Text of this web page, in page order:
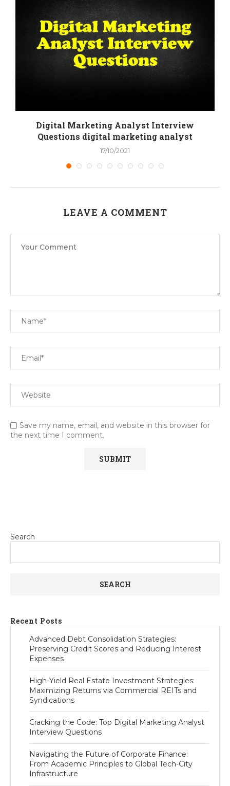
Digital Marketing Analyst Interview
Questions digital marketing analyst
17/10/2021
LEAVE A COMMENT
Save my name, email, and website in this browser for
the next time I comment.
Search
SEARCH
Recent Posts
Advanced Debt Consolidation Strategies:
Preserving Credit Scores and Reducing Interest
Expenses
High-Yield Real Estate Investment Strategies:
Maximizing Returns via Commercial REITs and
Syndications
Cracking the Code: Top Digital Marketing Analyst
Interview Questions
Navigating the Future of Corporate Finance:
From Academic Principles to Global Tech-City
Infrastructure